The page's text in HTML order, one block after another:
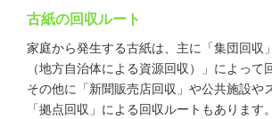
古紙の回収ルート
家庭から発生する古紙は、主に「集団回収
（地方自治体による資源回収）」によって
その他に「新聞販売店回収」や公共施設や
「拠点回収」による回収ルートもあります。